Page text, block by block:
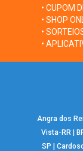
• CUPOM
• SHOP
•
•
Angra dos
Vista-RR |
SP |